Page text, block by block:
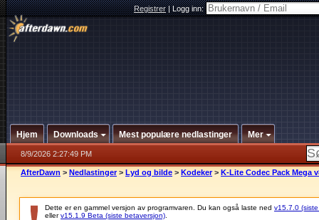
Registrer|Logg inn:
Hjem Downloads Mest populære nedlastinger Mer
8/9/2026 2:27:49 PM
AfterDawn > Nedlastinger > Lyd og bilde > Kodeker > K-Lite Codec Pack Mega
Dette er en gammel versjon av programvaren. Du kan også laste ned v15.7.0
ellerv15.1.9 Beta (siste betaversjon)